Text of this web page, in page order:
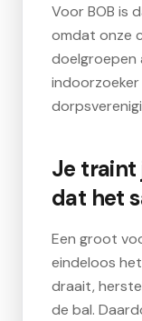
Voor BOB is
omdat onze
doelgroepen
indoorzoeker
Je traint
dat het
Een groot
eindeloos
draait,
de bal.